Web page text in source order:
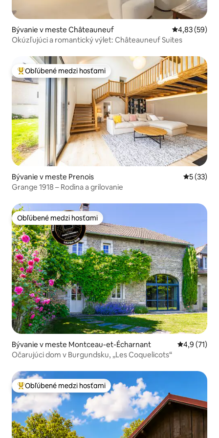
Bývanie v meste Châteauneuf Priemerné
4,83 (59)
Okúzľujúci a romantický výlet: Châteauneuf Suites
Najobľúbenejšie medzi hosťami
Obľúbené medzi hosťami
Bývanie v meste Prenois
5 (33)
Grange 1918 – Rodina a grilovanie
Obľúbené medzi hosťami
Obľúbené medzi hosťami
Bývanie v meste Montceau-et-Écharnant Priemerné
4,9 (71)
Očarujúci dom v Burgundsku, „Les Coquelicots“
Najobľúbenejšie medzi hosťami
Obľúbené medzi hosťami